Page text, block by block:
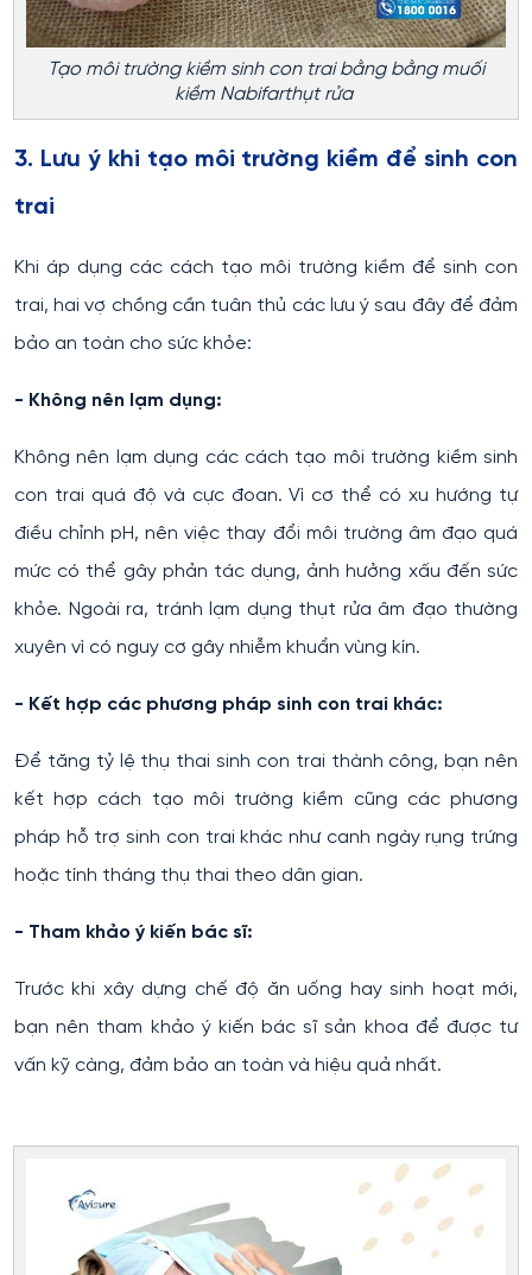
Tạo môi trường kiềm sinh con trai bằng bằng muối
kiềm Nabifarthụt rửa
3. Lưu ý khi tạo môi trường kiềm để sinh con
trai
Khi áp dụng các cách tạo môi trường kiềm để sinh con
trai, hai vợ chồng cần tuân thủ các lưu ý sau đây để đảm
bảo an toàn cho sức khỏe:
- Không nên lạm dụng:
Không nên lạm dụng các cách tạo môi trường kiềm sinh
con trai quá độ và cực đoan. Vì cơ thể có xu hướng tự
điều chỉnh pH, nên việc thay đổi môi trường âm đạo quá
mức có thể gây phản tác dụng, ảnh hưởng xấu đến sức
khỏe. Ngoài ra, tránh lạm dụng thụt rửa âm đạo thường
xuyên vì có nguy cơ gây nhiễm khuẩn vùng kín.
- Kết hợp các phương pháp sinh con trai khác:
Để tăng tỷ lệ thụ thai sinh con trai thành công, bạn nên
kết hợp cách tạo môi trường kiềm cũng các phương
pháp hỗ trợ sinh con trai khác như canh ngày rụng trứng
hoặc tính tháng thụ thai theo dân gian.
- Tham khảo ý kiến bác sĩ:
Trước khi xây dựng chế độ ăn uống hay sinh hoạt mới,
bạn nên tham khảo ý kiến bác sĩ sản khoa để được tư
vấn kỹ càng, đảm bảo an toàn và hiệu quả nhất.